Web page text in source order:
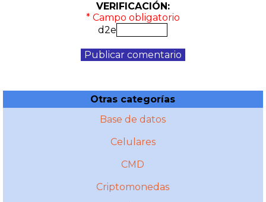
VERIFICACIÓN:
* Campo obligatorio
d2e
Otras categorías
Base de datos
Celulares
CMD
Criptomonedas